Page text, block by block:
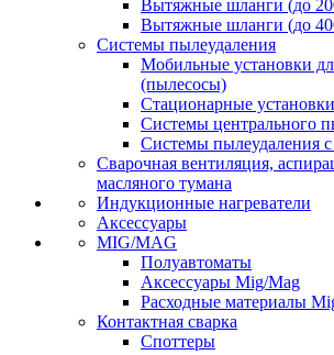
Вытяжные шланги (до
Вытяжные шланги (до
Системы пылеудаления
Мобильные установки
(пылесосы)
Стационарные
Системы центрального
Системы пылеудаления
Сварочная вентиляция,
масляного тумана
Индукционные нагреватели
Аксессуары
MIG/MAG
Полуавтоматы
Аксессуары Mig/Mag
Расходные материалы
Контактная сварка
Споттеры